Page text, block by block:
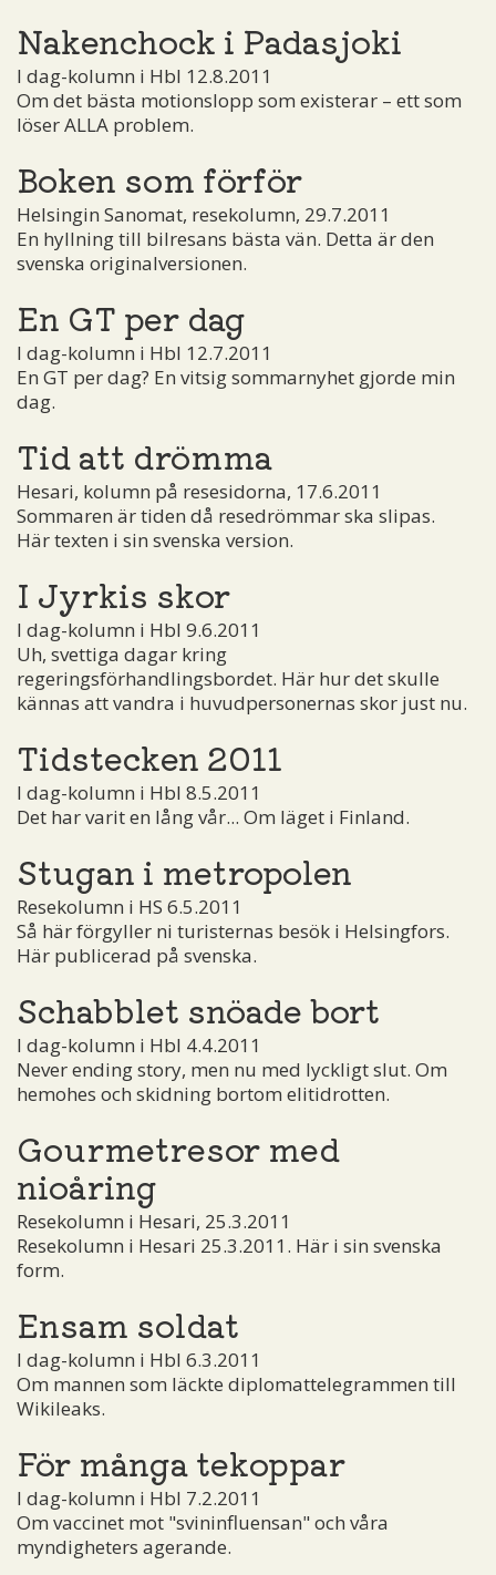
Nakenchock i Padasjoki
I dag-kolumn i Hbl 12.8.2011
Om det bästa motionslopp som existerar – ett som
löser ALLA problem.
Boken som förför
Helsingin Sanomat, resekolumn, 29.7.2011
En hyllning till bilresans bästa vän. Detta är den
svenska originalversionen.
En GT per dag
I dag-kolumn i Hbl 12.7.2011
En GT per dag? En vitsig sommarnyhet gjorde min
dag.
Tid att drömma
Hesari, kolumn på resesidorna, 17.6.2011
Sommaren är tiden då resedrömmar ska slipas.
Här texten i sin svenska version.
I Jyrkis skor
I dag-kolumn i Hbl 9.6.2011
Uh, svettiga dagar kring
regeringsförhandlingsbordet. Här hur det skulle
kännas att vandra i huvudpersonernas skor just nu.
Tidstecken 2011
I dag-kolumn i Hbl 8.5.2011
Det har varit en lång vår... Om läget i Finland.
Stugan i metropolen
Resekolumn i HS 6.5.2011
Så här förgyller ni turisternas besök i Helsingfors.
Här publicerad på svenska.
Schabblet snöade bort
I dag-kolumn i Hbl 4.4.2011
Never ending story, men nu med lyckligt slut. Om
hemohes och skidning bortom elitidrotten.
Gourmetresor med
nioåring
Resekolumn i Hesari, 25.3.2011
Resekolumn i Hesari 25.3.2011. Här i sin svenska
form.
Ensam soldat
I dag-kolumn i Hbl 6.3.2011
Om mannen som läckte diplomattelegrammen till
Wikileaks.
För många tekoppar
I dag-kolumn i Hbl 7.2.2011
Om vaccinet mot "svininfluensan" och våra
myndigheters agerande.